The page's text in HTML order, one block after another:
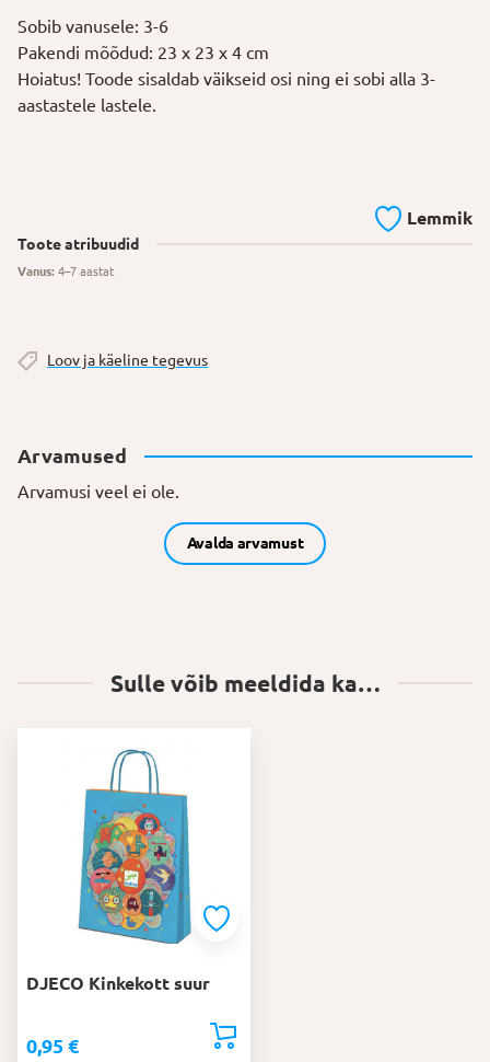
Sobib vanusele: 3-6
Pakendi mõõdud: 23 x 23 x 4 cm
Hoiatus! Toode sisaldab väikseid osi ning ei sobi alla 3-
aastastele lastele.
Lemmik
Toote atribuudid
Vanus: 4–7 aastat
Loov ja käeline tegevus
Arvamused
Arvamusi veel ei ole.
Avalda arvamust
Sulle võib meeldida ka…
DJECO Kinkekott suur
0,95 €